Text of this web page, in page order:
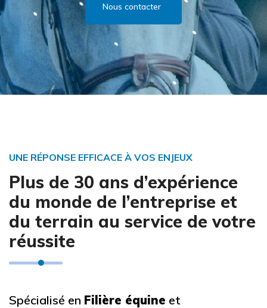
Nous contacter
UNE RÉPONSE EFFICACE À VOS ENJEUX
Plus de 30 ans d’expérience
du monde de l’entreprise et
du terrain au service de votre
réussite
Spécialisé en Filière équine et